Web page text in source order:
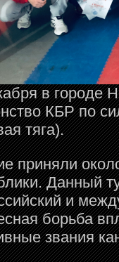
в городе
КБР по
тяга).
приняли
Данный
и
борьба
звания